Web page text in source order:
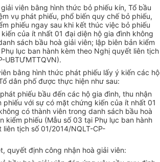
viên bằng hình thức bỏ phiếu kín, Tổ bầu
vụ phát phiếu, phổ biến quy chế bỏ phiếu,
phiếu ngay sau khi kết thúc việc bỏ phiếu
của ít nhất 01 đại diện hộ gia đình không
sách bầu hoà giải viên; lập biên bản kiểm
lục ban hành kèm theo Nghị quyết liên tịch
UBTƯMTTQVN).
bằng hình thức phát phiếu lấy ý kiến các hộ
dân phố được thực hiện như sau:
phiếu bầu đến các hộ gia đình, thu nhận
phiếu với sự có mặt chứng kiến của ít nhất 01
có thành viên trong danh sách bầu hoà
kiểm phiếu (Mẫu số 03 tại Phụ lục ban hành
tịch số 01/2014/NQLT-CP-
quyết định công nhận hoà giải viên: